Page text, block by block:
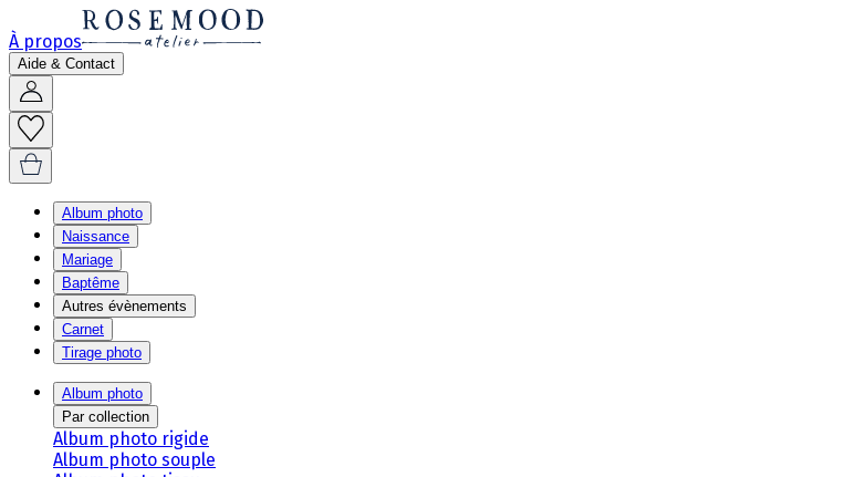
À propos
Aide & Contact
Album photo
Naissance
Mariage
Baptême
Autres évènements
Carnet
Tirage photo
Album photo
Par collection
Album photo rigide
Album photo souple